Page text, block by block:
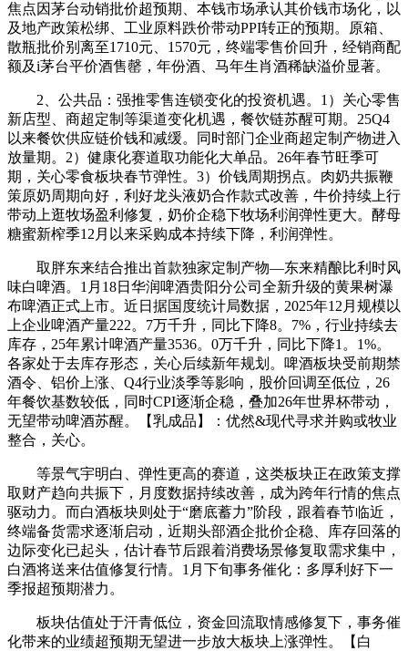
焦点因茅台动销批价超预期、本钱市场承认其价钱市场化，以
及地产政策松绑、工业原料跌价带动PPI转正的预期。原箱、
散瓶批价别离至1710元、1570元，终端零售价回升，经销商配
额及i茅台平价酒售罄，年份酒、马年生肖酒稀缺溢价显著。
2、公共品：强推零售连锁变化的投资机遇。1）关心零售
新店型、商超定制等渠道变化机遇，餐饮链苏醒可期。25Q4
以来餐饮供应链价钱和减缓。同时部门企业商超定制产物进入
放量期。2）健康化赛道取功能化大单品。26年春节旺季可
期，关心零食板块春节弹性。3）价钱周期拐点。肉奶共振鞭
策原奶周期向好，利好龙头液奶合作款式改善，牛价持续上行
带动上逛牧场盈利修复，奶价企稳下牧场利润弹性更大。酵母
糖蜜新榨季12月以来采购成本持续下降，利润弹性。
取胖东来结合推出首款独家定制产物—东来精酿比利时风
味白啤酒。1月18日华润啤酒贵阳分公司全新升级的黄果树瀑
布啤酒正式上市。近日据国度统计局数据，2025年12月规模以
上企业啤酒产量222。7万千升，同比下降8。7%，行业持续去
库存，25年累计啤酒产量3536。0万千升，同比下降1。1%。
各家处于去库存形态，关心后续新年规划。啤酒板块受前期禁
酒令、铝价上涨、Q4行业淡季等影响，股价回调至低位，26
年餐饮基数较低，同时CPI逐渐企稳，叠加26年世界杯带动，
无望带动啤酒苏醒。【乳成品】：优然&现代寻求并购或牧业
整合，关心。
等景气宇明白、弹性更高的赛道，这类板块正在政策支撑
取财产趋向共振下，月度数据持续改善，成为跨年行情的焦点
驱动力。而白酒板块则处于“磨底蓄力”阶段，跟着春节临近，
终端备货需求逐渐启动，近期头部酒企批价企稳、库存回落的
边际变化已起头，估计春节后跟着消费场景修复取需求集中，
白酒将送来估值修复行情。1月下旬事务催化：多厚利好下一
季报超预期潜力。
板块估值处于汗青低位，资金回流取情感修复下，事务催
化带来的业绩超预期无望进一步放大板块上涨弹性。【白